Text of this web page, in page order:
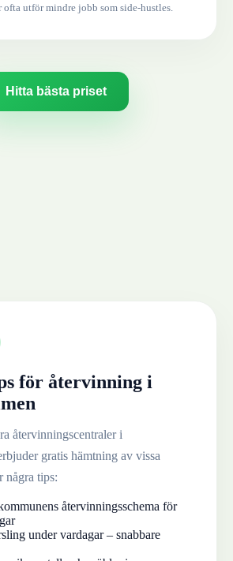
ofta utför mindre jobb som side-hustles.
Hitta bästa priset
för återvinning i
återvinningscentraler i
gratis hämtning av vissa
några tips:
återvinningsschema för
under vardagar – snabbare